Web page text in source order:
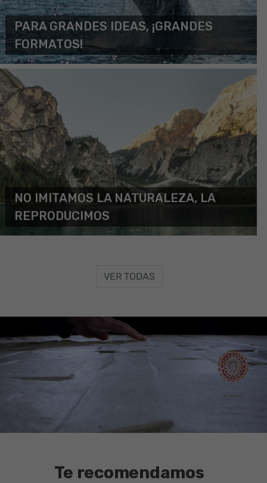
PARA GRANDES IDEAS, ¡GRANDES
FORMATOS!
NO IMITAMOS LA NATURALEZA, LA
REPRODUCIMOS
VER TODAS
Te recomendamos